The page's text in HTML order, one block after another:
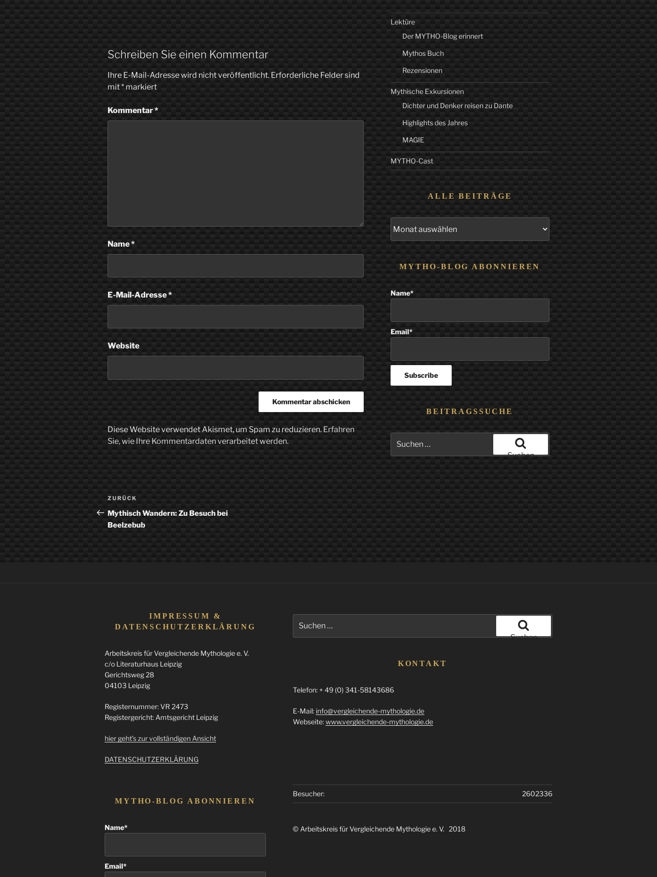
Schreiben Sie einen Kommentar
Ihre E-Mail-Adresse wird nicht veröffentlicht. Erforderliche Felder sind
mit* markiert
Kommentar*
Name*
E-Mail-Adresse*
Website
Diese Website verwendet Akismet, um Spam zu reduzieren. Erfahren
Sie, wie Ihre Kommentardaten verarbeitet werden.
Beitragsnavigation
Vorheriger
Beitrag
ZURÜCK
Mythisch Wandern: Zu Besuch bei
Beelzebub
Lektüre
Der MYTHO-Blog erinnert
Mythos Buch
Rezensionen
Mythische Exkursionen
Dichter und Denker reisen zu Dante
Highlights des Jahres
MAGIE
MYTHO-Cast
ALLE BEITRÄGE
Beiträge
MYTHO-BLOG ABONNIEREN
Name*
Email*
BEITRAGSSUCHE
nach:
Suchen
IMPRESSUM &
DATENSCHUTZERKLÄRUNG
Arbeitskreis für Vergleichende Mythologie e. V.
c/o Literaturhaus Leipzig
Gerichtsweg 28
04103 Leipzig
Registernummer: VR 2473
Registergericht: Amtsgericht Leipzig
hier geht’s zur vollständigen Ansicht
DATENSCHUTZERKLÄRUNG
MYTHO-BLOG ABONNIEREN
Name*
Email*
nach:
Suchen
KONTAKT
Telefon: + 49 (0) 341-58143686
E-Mail: info@vergleichende-mythologie.de
Webseite:www.vergleichende-mythologie.de
2602336
Besucher:
© Arbeitskreis für Vergleichende Mythologie e. V. 2018